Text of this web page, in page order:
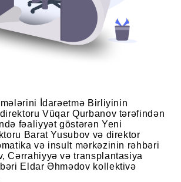
İdarəetmə Birliyinin
Vüqar Qurbanov tərəfindən
fəaliyyət göstərən Yeni
Barat Yusubov və direktor
və insult mərkəzinin rəhbəri
Cərrahiyyə və transplantasiya
Eldar Əhmədov kollektivə